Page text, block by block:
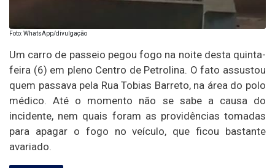
Foto: WhatsApp/divulgação
Um carro de passeio pegou fogo na noite desta quinta-
feira (6) em pleno Centro de Petrolina. O fato assustou
quem passava pela Rua Tobias Barreto, na área do polo
médico. Até o momento não se sabe a causa do
incidente, nem quais foram as providências tomadas
para apagar o fogo no veículo, que ficou bastante
avariado.